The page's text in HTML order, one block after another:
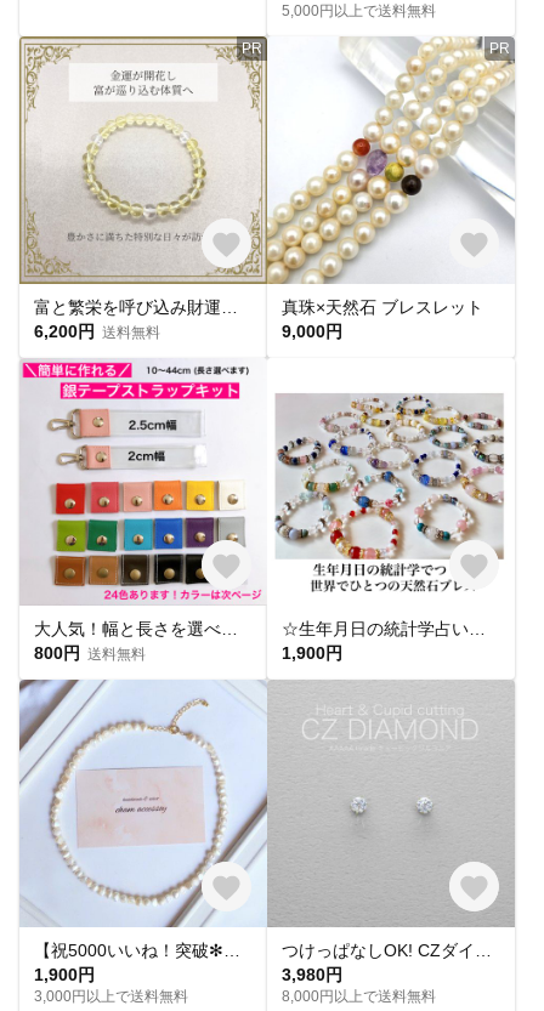
5,000円以上で送料無料
PR
6,200円 送料無料
PR
真珠×天然石 ブレスレット
9,000円
800円 送料無料
1,900円
1,900円
3,000円以上で送料無料
3,980円
8,000円以上で送料無料